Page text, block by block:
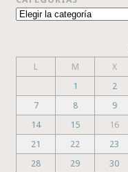
Categorías
L
M X
1
2
7
8 9
14
15 16
21
22 23
28
29 30